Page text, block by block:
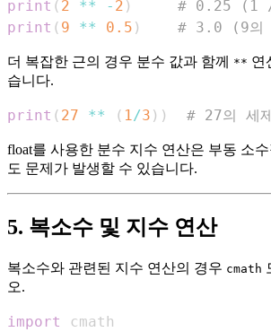
print ( 2 ** - 2 )
# 0.25 (1
print ( 9 ** 0.5 ) # 3.0 (9의
더 복잡한 근의 경우 분수 값과 함께 ** 연
습니다.
print ( 27 ** ( 1/3 ) ) # 27의 세
float를 사용한 분수 지수 연산은 부동 소
도 문제가 발생할 수 있습니다.
5. 복소수 및 지수 연산
복소수와 관련된 지수 연산의 경우 cmath
오.
import